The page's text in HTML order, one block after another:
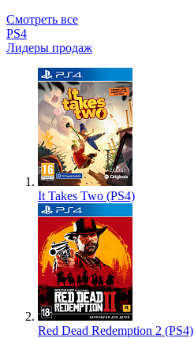
Смотреть все
PS4
Лидеры продаж
It Takes Two (PS4)
Red Dead Redemption 2 (PS4)